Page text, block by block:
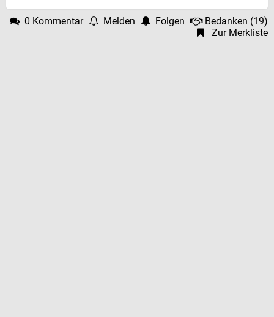
0 Kommentar Melden Folgen Bedanken (19)
Zur Merkliste